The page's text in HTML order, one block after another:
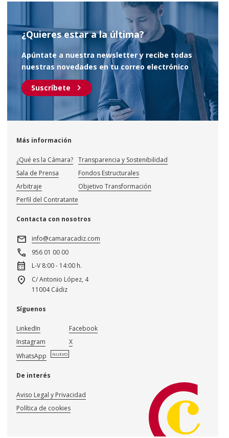
¿Quieres estar a la última?
Apúntate a nuestra newsletter y recibe todas
nuestras novedades en tu correo electrónico
Suscríbete chevron_right
Más información
¿Qué es la Cámara?
Sala de Prensa
Arbitraje
Perfil del Contratante
Transparencia y Sostenibilidad
Fondos Estructurales
Objetivo Transformación
Contacta con nosotros
mail info@camaracadiz.com
call 956 01 00 00
calendar_month L-V 8:00 - 14:00 h.
location_on
C/ Antonio López, 4
11004 Cádiz
Síguenos
LinkedIn
Instagram
WhatsApp
NUEVO
Facebook
X
De interés
Aviso Legal y Privacidad
Política de cookies